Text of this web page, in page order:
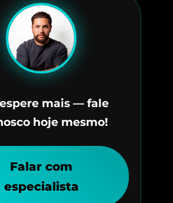
mais — fale
hoje mesmo!
Falar com
especialista